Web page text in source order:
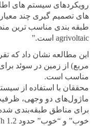
طبقه بندی مناسب ترین
agrivoltaic است.”
مناسب است.
ماژول‌های دو وجهی،
برای مناطق طبقه‌بندی شده